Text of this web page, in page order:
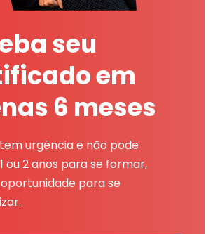
seu
em
6 meses
urgência e não pode
ou 2 anos para se formar,
para se